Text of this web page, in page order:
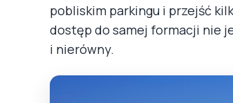
pobliskim parkingu i przejść
dostęp do samej formacji nie
i nierówny.